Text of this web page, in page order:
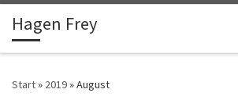
Zum Inhalt springen
Hagen Frey
Start» 2019»August